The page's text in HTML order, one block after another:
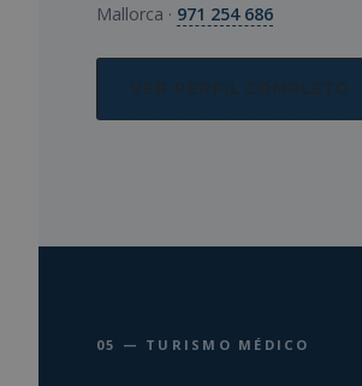
Mallorca · 971 254 686
VER PERFIL COMPLETO
05 — TURISMO MÉDICO